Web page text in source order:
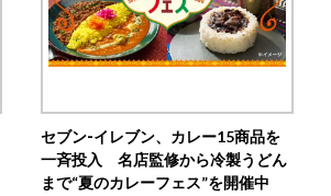
セブン‐イレブン、カレー15商品を
一斉投入 名店監修から冷製うどん
まで“夏のカレーフェス”を開催中